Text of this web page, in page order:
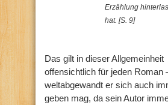
Erzählung
hat. [S. 9]
Das gilt in dieser Allgemeinheit
offensichtlich für jeden Roman
weltabgewandt er sich auch
geben mag, da sein Autor